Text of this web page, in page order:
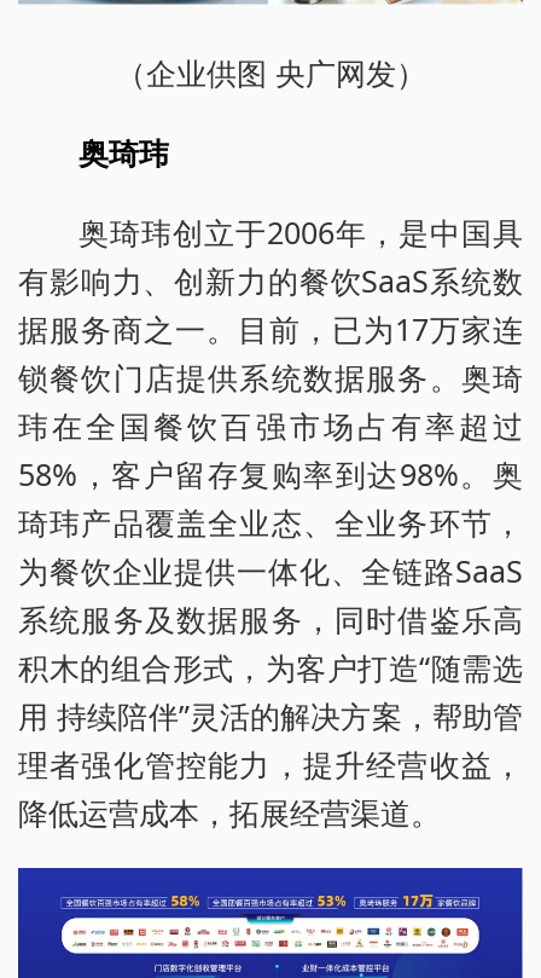
（企业供图 央广网发）
奥琦玮
奥琦玮创立于2006年，是中国具
有影响力、创新力的餐饮SaaS系统数
据服务商之一。目前，已为17万家连
锁餐饮门店提供系统数据服务。奥琦
玮在全国餐饮百强市场占有率超过
58%，客户留存复购率到达98%。奥
琦玮产品覆盖全业态、全业务环节，
为餐饮企业提供一体化、全链路SaaS
系统服务及数据服务，同时借鉴乐高
积木的组合形式，为客户打造“随需选
用 持续陪伴”灵活的解决方案，帮助管
理者强化管控能力，提升经营收益，
降低运营成本，拓展经营渠道。